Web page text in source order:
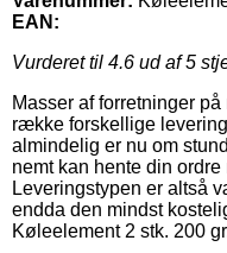
EAN:
Vurderet til 4.6 ud af 5
Masser af forretninger
række forskellige
almindelig er nu om
nemt kan hente din
Leveringstypen er altså
endda den mindst
Køleelement 2 stk. 200